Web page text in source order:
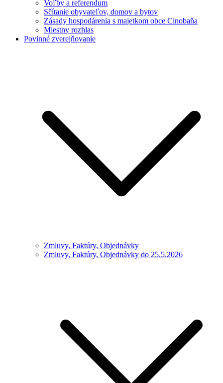
Voľby a referendum
Sčítanie obyvateľov, domov a bytov
Zásady hospodárenia s majetkom obce Cinobaňa
Miestny rozhlas
Povinné zverejňovanie
Zmluvy, Faktúry, Objednávky
Zmluvy, Faktúry, Objednávky do 25.5.2026